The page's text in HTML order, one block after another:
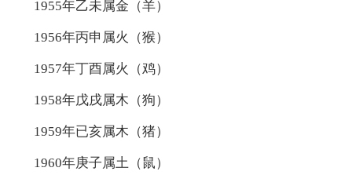
1955年乙未属金（羊）
1956年丙申属火（猴）
1957年丁酉属火（鸡）
1958年戊戌属木（狗）
1959年已亥属木（猪）
1960年庚子属土（鼠）